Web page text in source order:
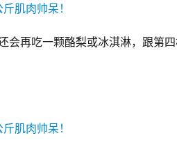
会再吃一颗酪梨或冰淇淋，跟第